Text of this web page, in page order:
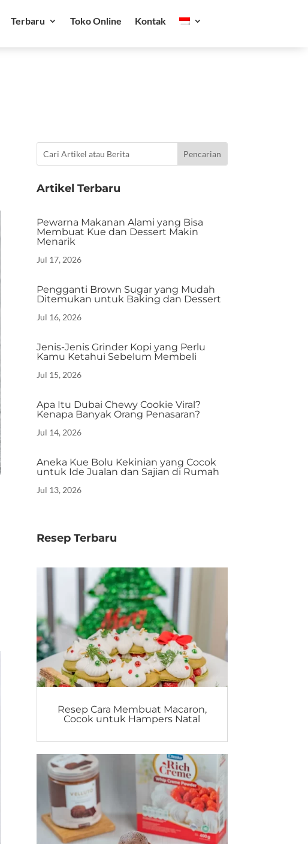
Terbaru Toko Online Kontak
Artikel Terbaru
Pewarna Makanan Alami yang Bisa
Membuat Kue dan Dessert Makin
Menarik
Jul 17, 2026
Pengganti Brown Sugar yang Mudah
Ditemukan untuk Baking dan Dessert
Jul 16, 2026
Jenis-Jenis Grinder Kopi yang Perlu
Kamu Ketahui Sebelum Membeli
Jul 15, 2026
Apa Itu Dubai Chewy Cookie Viral?
Kenapa Banyak Orang Penasaran?
Jul 14, 2026
Aneka Kue Bolu Kekinian yang Cocok
untuk Ide Jualan dan Sajian di Rumah
Jul 13, 2026
Resep Terbaru
Resep Cara Membuat Macaron,
Cocok untuk Hampers Natal